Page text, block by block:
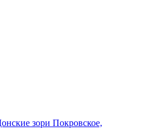
зори Покровское,